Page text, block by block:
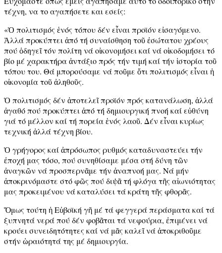
τέχνη, να το αγαπήσετε και εσείς:
«Ὁ πολιτισμός ἑνός τόπου δέν εἶναι προϊόν εἰσαγόμενο.
Ἀλλά προκύπτει ἀπό τή συναίσθηση τοῦ ἐσώτατου χρέους
πού ὁδηγεῖ τόν πολίτη νά οἰκονομήσει καί νά οἰκοδομήσει τό
βίο μέ χαρακτήρα ἀντάξιο πρός τήν τιμή καί τήν ἱστορία τοῦ
τόπου του. Θά μπορούσαμε νά ποῦμε ὅτι πολιτισμός εἶναι ἡ
οἰκονομία τοῦ ἀληθοῦς.
Ὁ πολιτισμός δέν ἀποτελεῖ προϊόν πρός κατανάλωση, ἀλλά
ἀγαθό πού προκύπτει ἀπό τή δημιουργική πνοή καί εὐθύνη
γιά τό μέλλον καί τή πορεία ἑνός λαοῦ. Δέν εἶναι κυρίως
τεχνική ἀλλά τέχνη βίου.
Ὁ γρήγορος καί ἀπρόσωπος ρυθμός καταδυναστεύει τήν
ἐποχή μας τόσο, πού συνηθίσαμε μέσα στή δύνη τῶν
ἀναγκῶν νά προσπερνᾶμε τήν ἀναπνοή μας. Νά μήν
ἀποκρινόμαστε στό φῶς πού διψᾶ τή φλόγα τῆς αἰωνιότητας
μας προκειμένου νά καταλύσει τά κράτη τῆς φθορᾶς.
Ὅμως τούτη ἡ Εὐβοϊκή γῆ μέ τά φεγγερά περάσματα καί τά
ξυπνητά νερά πού δέν φοβᾶται τά νεφούρια, ἐπιμένει νά
κρούει συνειδητότητες καί νά μᾶς καλεῖ νά ἀποκριθοῦμε
στήν ὡραιότητά της μέ δημιουργία.